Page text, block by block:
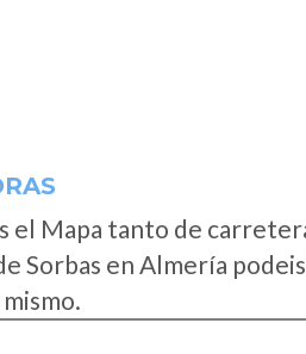
el Mapa tanto de
Sorbas en Almería